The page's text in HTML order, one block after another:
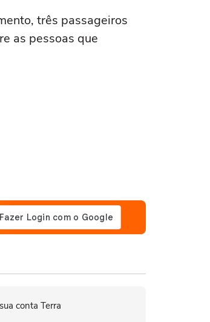
três passageiros
as pessoas que
conta Terra